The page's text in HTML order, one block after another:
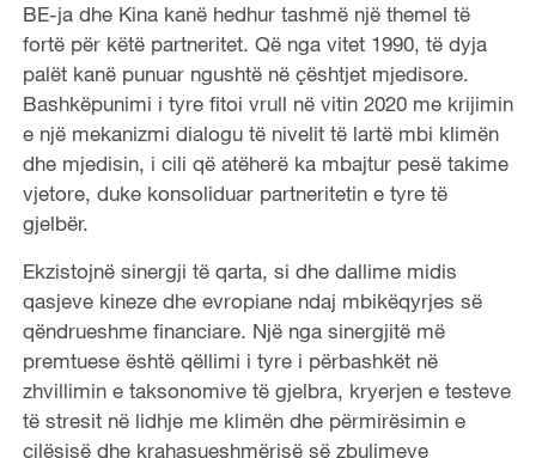
BE-ja dhe Kina kanë hedhur tashmë një themel të
fortë për këtë partneritet. Që nga vitet 1990, të dyja
palët kanë punuar ngushtë në çështjet mjedisore.
Bashkëpunimi i tyre fitoi vrull në vitin 2020 me krijimin
e një mekanizmi dialogu të nivelit të lartë mbi klimën
dhe mjedisin, i cili që atëherë ka mbajtur pesë takime
vjetore, duke konsoliduar partneritetin e tyre të
gjelbër.
Ekzistojnë sinergji të qarta, si dhe dallime midis
qasjeve kineze dhe evropiane ndaj mbikëqyrjes së
qëndrueshme financiare. Një nga sinergjitë më
premtuese është qëllimi i tyre i përbashkët në
zhvillimin e taksonomive të gjelbra, kryerjen e testeve
të stresit në lidhje me klimën dhe përmirësimin e
cilësisë dhe krahasueshmërisë së zbulimeve